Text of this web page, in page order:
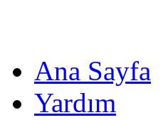
Ana Sayfa
Yardım